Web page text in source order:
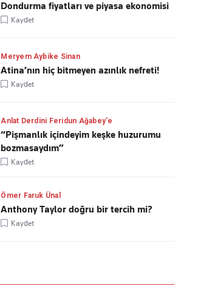
Dondurma fiyatları ve piyasa ekonomisi
Kaydet
Meryem Aybike Sinan
Atina’nın hiç bitmeyen azınlık nefreti!
Kaydet
Anlat Derdini Feridun Ağabey'e
“Pişmanlık içindeyim keşke huzurumu
bozmasaydım”
Kaydet
Ömer Faruk Ünal
Anthony Taylor doğru bir tercih mi?
Kaydet